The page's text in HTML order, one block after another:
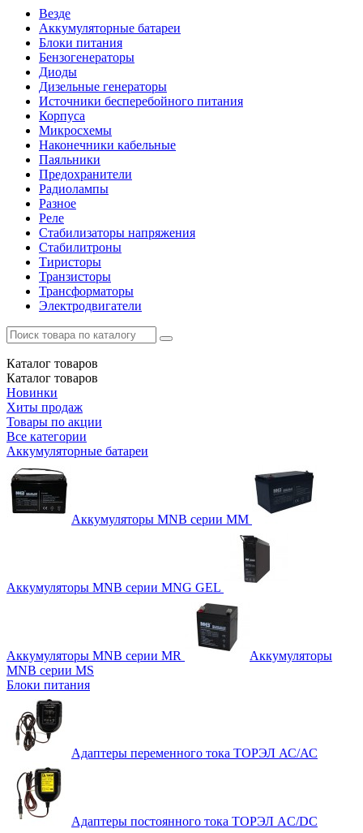
Везде
Аккумуляторные батареи
Блоки питания
Бензогенераторы
Диоды
Дизельные генераторы
Источники бесперебойного питания
Корпуса
Микросхемы
Наконечники кабельные
Паяльники
Предохранители
Радиолампы
Разное
Реле
Стабилизаторы напряжения
Стабилитроны
Тиристоры
Транзисторы
Трансформаторы
Электродвигатели
Каталог товаров
Каталог товаров
Новинки
Хиты продаж
Товары по акции
Все категории
Аккумуляторные батареи
Аккумуляторы MNB серии MM
Аккумуляторы MNB серии MNG GEL
Аккумуляторы MNB серии MR
Аккумуляторы
MNB серии MS
Блоки питания
Адаптеры переменного тока ТОРЭЛ АС/АС
Адаптеры постоянного тока ТОРЭЛ AC/DC